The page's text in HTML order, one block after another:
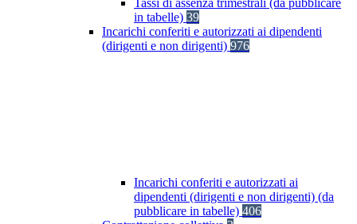
Tassi di assenza trimestrali (da pubblicare
in tabelle) 39
Incarichi conferiti e autorizzati ai dipendenti
(dirigenti e non dirigenti) 976
Incarichi conferiti e autorizzati ai
dipendenti (dirigenti e non dirigenti) (da
pubblicare in tabelle) 406